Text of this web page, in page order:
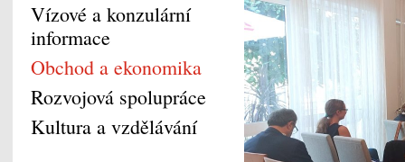
Vízové a konzulární
informace
Obchod a ekonomika
Rozvojová spolupráce
Kultura a vzdělávání